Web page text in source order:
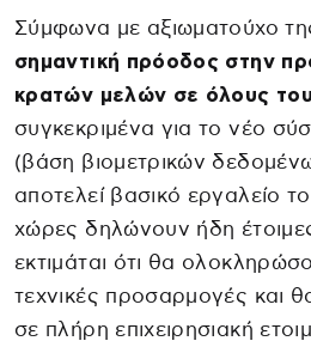
Σύμφωνα με αξιωματούχο
σημαντική πρόοδος στην
κρατών μελών σε όλους
συγκεκριμένα για το νέο
(βάση βιομετρικών
αποτελεί βασικό εργαλείο
χώρες δηλώνουν ήδη
εκτιμάται ότι θα
τεχνικές προσαρμογές και
σε πλήρη επιχειρησιακή